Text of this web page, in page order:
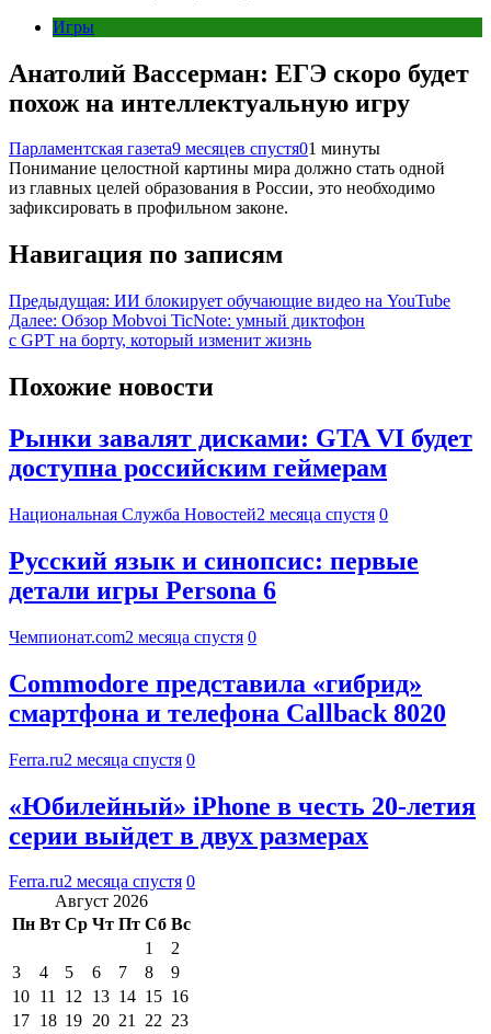
Игры
Анатолий Вассерман: ЕГЭ скоро будет
похож на интеллектуальную игру
Парламентская газета9 месяцев спустя01 минуты
Понимание целостной картины мира должно стать одной
из главных целей образования в России, это необходимо
зафиксировать в профильном законе.
Навигация по записям
Предыдущая: ИИ блокирует обучающие видео на YouTube
Далее: Обзор Mobvoi TicNote: умный диктофон
с GPT на борту, который изменит жизнь
Похожие новости
Рынки завалят дисками: GTA VI будет
доступна российским геймерам
Национальная Служба Новостей2 месяца спустя 0
Русский язык и синопсис: первые
детали игры Persona 6
Чемпионат.com2 месяца спустя 0
Commodore представила «гибрид»
смартфона и телефона Callback 8020
Ferra.ru2 месяца спустя 0
«Юбилейный» iPhone в честь 20-летия
серии выйдет в двух размерах
Ferra.ru2 месяца спустя 0
Август 2026
Пн Вт Ср Чт Пт Сб Вс
1
2
3
4 5 6 7 8
9
10 11 12 13 14 15 16
17 18 19 20 21 22 23